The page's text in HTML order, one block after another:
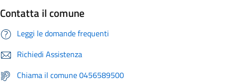
Contatta il comune
Leggi le domande frequenti
Richiedi Assistenza
Chiama il comune 0456589500